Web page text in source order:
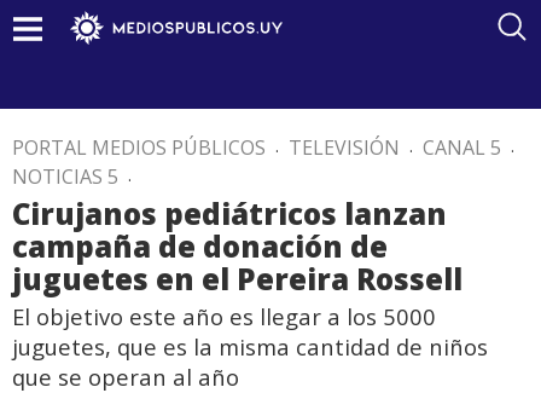
PORTAL MEDIOS PÚBLICOS . TELEVISIÓN . CANAL 5 .
NOTICIAS 5 .
Cirujanos pediátricos lanzan
campaña de donación de
juguetes en el Pereira Rossell
El objetivo este año es llegar a los 5000
juguetes, que es la misma cantidad de niños
que se operan al año